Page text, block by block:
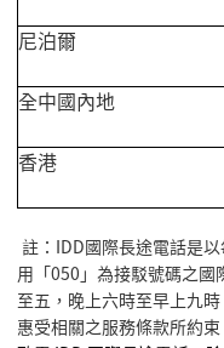
尼泊爾
全中國內地
香港
註：IDD國際長途電話是
用「050」為接駁號碼之
至五，晚上六時至早上九
惠受相關之服務條款所約